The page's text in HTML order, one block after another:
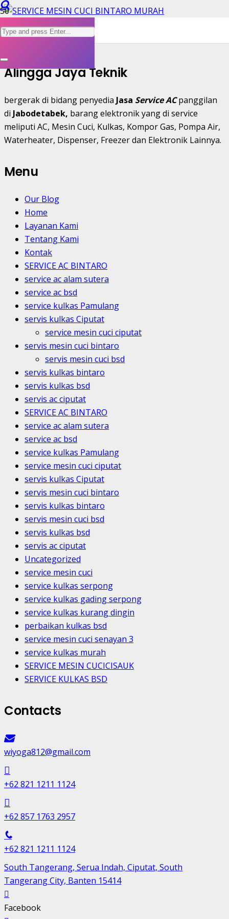
servis mesin cuci bintaro
Alingga Jaya Teknik
bergerak di bidang penyedia Jasa Service ACpanggilan
di Jabodetabek, barang elektronik yang di service
meliputi AC, Mesin Cuci, Kulkas, Kompor Gas, Pompa Air,
Waterheater, Dispenser, Freezer dan Elektronik Lainnya.
Menu
Our Blog
Home
Layanan Kami
Tentang Kami
Kontak
SERVICE AC BINTARO
service ac alam sutera
service ac bsd
service kulkas Pamulang
servis kulkas Ciputat
service mesin cuci ciputat
servis mesin cuci bintaro
servis mesin cuci bsd
servis kulkas bintaro
servis kulkas bsd
servis ac ciputat
SERVICE AC BINTARO
service ac alam sutera
service ac bsd
service kulkas Pamulang
service mesin cuci ciputat
servis kulkas Ciputat
servis mesin cuci bintaro
servis kulkas bintaro
servis mesin cuci bsd
servis kulkas bsd
servis ac ciputat
Uncategorized
service mesin cuci
service kulkas serpong
service kulkas gading serpong
service kulkas kurang dingin
perbaikan kulkas bsd
service mesin cuci senayan 3
service kulkas murah
SERVICE MESIN CUCICISAUK
SERVICE KULKAS BSD
Contacts
wiyoga812@gmail.com
+62 821 1211 1124
+62 857 1763 2957
+62 821 1211 1124
South Tangerang, Serua Indah, Ciputat, South
Tangerang City, Banten 15414
Facebook